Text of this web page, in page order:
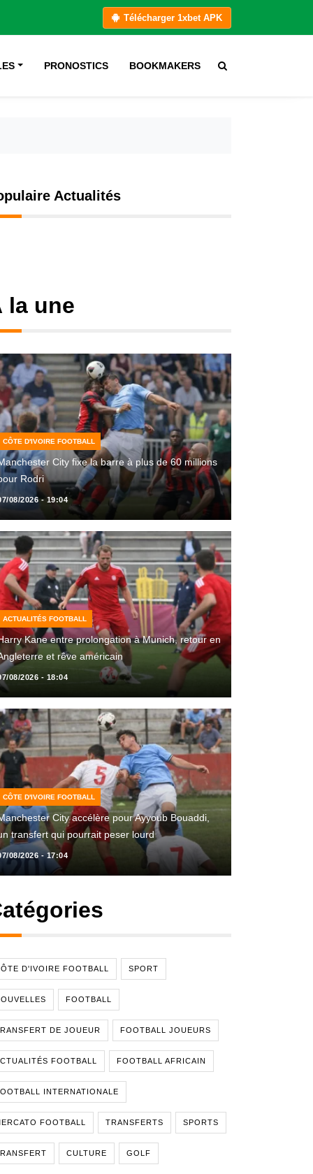
Télécharger 1xbet APK
PRONOSTICS BOOKMAKERS
Actualités
la une
CÔTE D'IVOIRE FOOTBALL
City fixe la barre à plus de 60 millions
Rodri
08/2026 - 19:04
ACTUALITÉS FOOTBALL
Kane entre prolongation à Munich, retour en
et rêve américain
08/2026 - 18:04
CÔTE D'IVOIRE FOOTBALL
City accélère pour Ayyoub Bouaddi,
transfert qui pourrait peser lourd
08/2026 - 17:04
D'IVOIRE FOOTBALL SPORT
FOOTBALL
DE JOUEUR FOOTBALL JOUEURS
FOOTBALL FOOTBALL AFRICAIN
INTERNATIONALE
FOOTBALL TRANSFERTS SPORTS
CULTURE GOLF